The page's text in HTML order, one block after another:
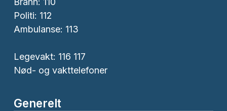
Politi: 112
Ambulanse: 113
Legevakt: 116 117
Nød- og vakttelefoner
Generelt